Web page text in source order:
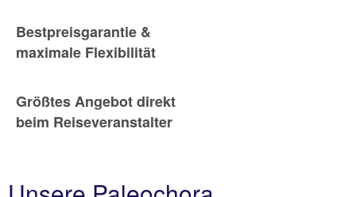
Bestpreisgarantie &
maximale Flexibilität
Größtes Angebot direkt
beim Reiseveranstalter